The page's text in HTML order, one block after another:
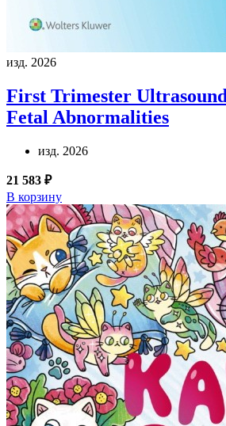
изд. 2026
First Trimester
Fetal Abnormalities
изд. 2026
21 583 ₽
В корзину